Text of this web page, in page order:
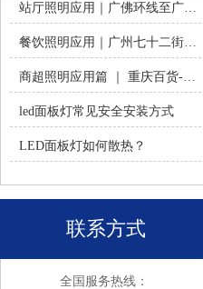
站厅照明应用｜广佛环线至广州南站 -佛山火树银花照明
餐饮照明应用｜广州七十二街道餐饮连锁-佛山火树银花照明
商超照明应用篇 ｜ 重庆百货-佛山火树银花照明合作历程
led面板灯常见安全安装方式
LED面板灯如何散热？
联系方式
全国服务热线：